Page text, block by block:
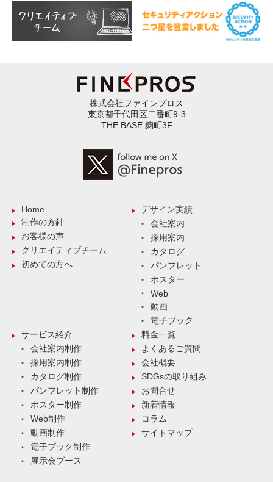
株式会社ファインプロス
東京都千代田区二番町9-3
THE BASE 麹町3F
Home
制作の方針
お客様の声
クリエイティブチーム
初めての方へ
デザイン実績
会社案内
採用案内
カタログ
パンフレット
ポスター
Web
動画
電子ブック
サービス紹介
会社案内制作
採用案内制作
カタログ制作
パンフレット制作
ポスター制作
Web制作
動画制作
電子ブック制作
展示会ブース
料金一覧
よくあるご質問
会社概要
SDGsの取り組み
お問合せ
新着情報
コラム
サイトマップ